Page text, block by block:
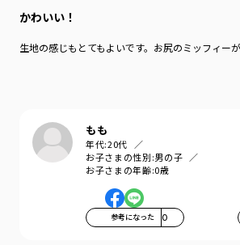
かわいい！
生地の感じもとてもよいです。お尻のミッフィー
もも
年代:20代
お子さまの性別:男の子
お子さまの年齢:0歳
参考になった 0
登場しました。
普段使いはもちろん、出産祝いやお誕生日プレゼント
にもおすすめです。
着用イメージ/カラー：ベージュ
モデル：身長77.0cm 体重10kg
サイズ：サイズ80vm
branshes